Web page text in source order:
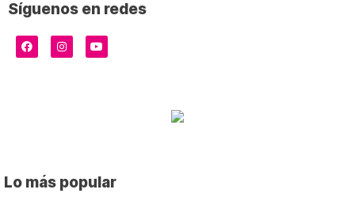
Síguenos en redes
Lo más popular